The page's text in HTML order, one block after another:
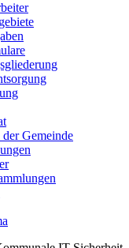
Gemeinde